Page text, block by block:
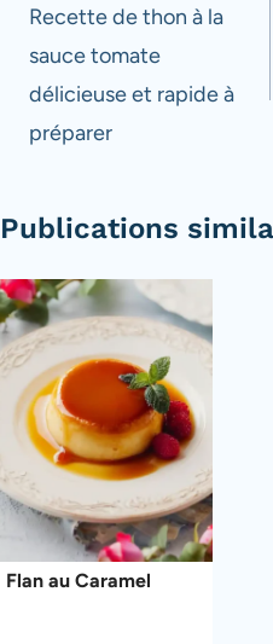
de
l’article
Recette de thon à la
sauce tomate
délicieuse et rapide à
préparer
Publications
Flan au Caramel